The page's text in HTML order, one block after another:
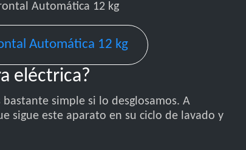
Automática 12 kg
eléctrica?
simple si lo desglosamos. A
sigue este aparato en su ciclo de lavado y